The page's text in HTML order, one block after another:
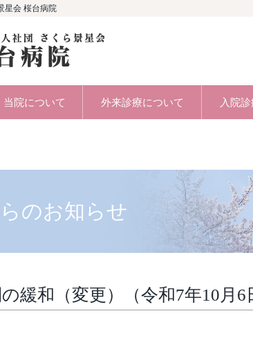
星会 桜台病院
当院について 外来診療について 入院
のお知らせ
緩和（変更）（令和7年10月6